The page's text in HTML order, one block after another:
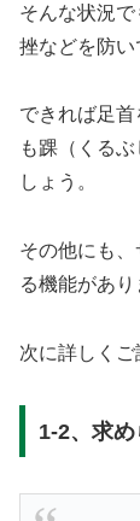
そんな状況
挫などを防い
できれば足
も踝（くる
しょう。
その他にも
る機能があり
次に詳しくご
1-2、求